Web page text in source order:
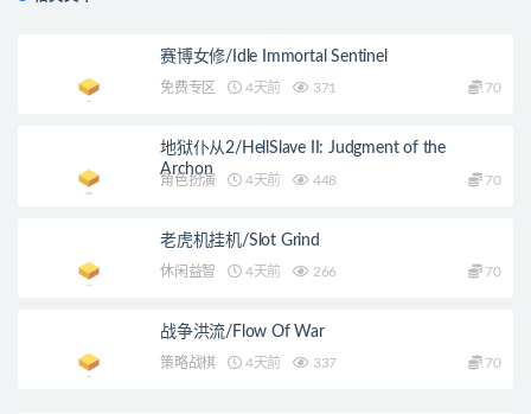
赛博女修/Idle Immortal Sentinel
免费专区 4天前 371 70
地狱仆从2/HellSlave II: Judgment of the
Archon
角色扮演 4天前 448 70
老虎机挂机/Slot Grind
休闲益智 4天前 266 70
战争洪流/Flow Of War
策略战棋 4天前 337 70